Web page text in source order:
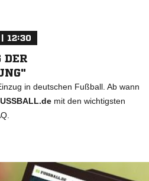
12:30
DER
in deutschen Fußball. Ab wann
mit den wichtigsten